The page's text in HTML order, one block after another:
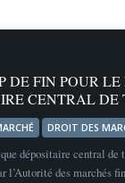
DE FIN POUR
CENTRAL DE
DROIT DES
dépositaire central
l’Autorité des marchés